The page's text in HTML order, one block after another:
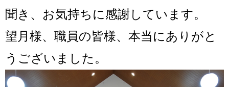
聞き、お気持ちに感謝しています。
望月様、職員の皆様、本当にありがと
うございました。